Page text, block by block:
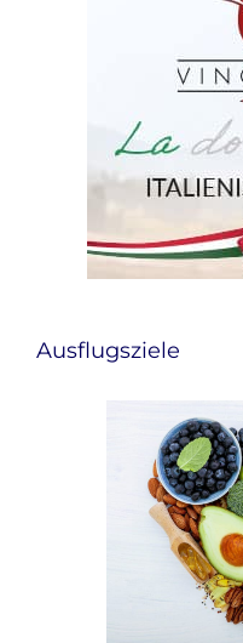
Ausflugsziele